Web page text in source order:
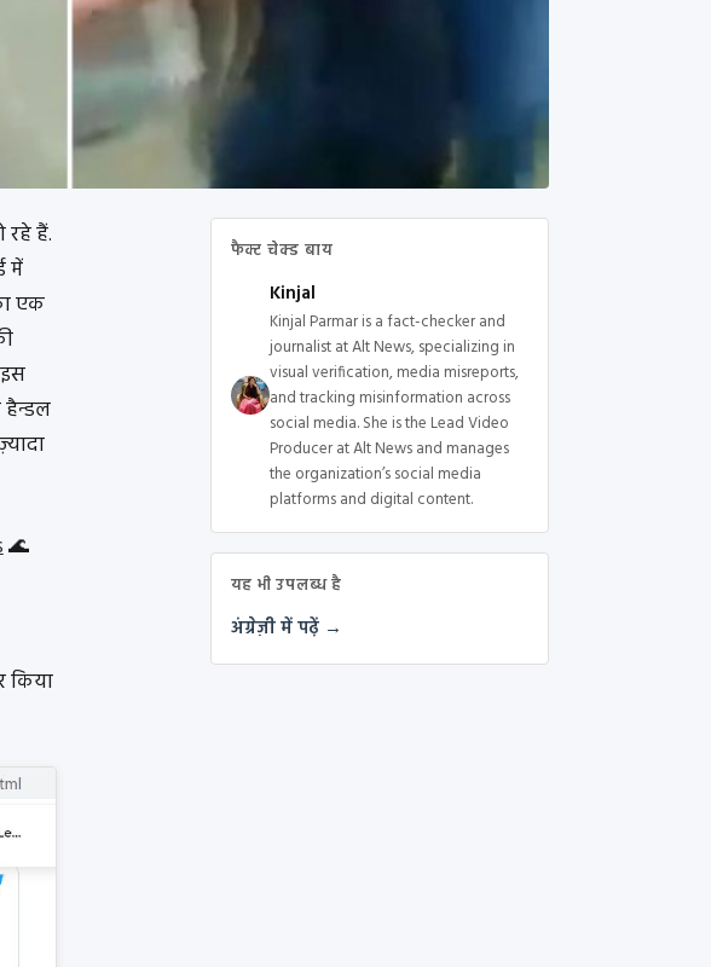
रहे हैं.
में
एक
हैन्डल
🌊
किया
फैक्ट चेक्ड बाय
Kinjal
Kinjal Parmar is a fact-checker and
journalist at Alt News, specializing in
visual verification, media misreports,
and tracking misinformation across
social media. She is the Lead Video
Producer at Alt News and manages
the organization’s social media
platforms and digital content.
यह भी उपलब्ध है
अंग्रेज़ी में पढ़ें →